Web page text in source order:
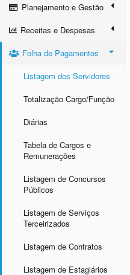
Planejamento e Gestão
Receitas e Despesas
Folha de Pagamentos
Listagem dos Servidores
Totalização Cargo/Função
Diárias
Tabela de Cargos e
Remunerações
Listagem de Concursos
Públicos
Listagem de Serviços
Terceirizados
Listagem de Contratos
Listagem de Estagiários